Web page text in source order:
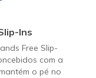
Ins
Free Slip-
com a
o pé no